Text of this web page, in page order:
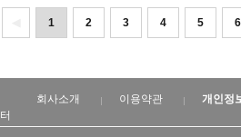
1 2 3 4 5 6
회사소개 이용약관 개인정
터